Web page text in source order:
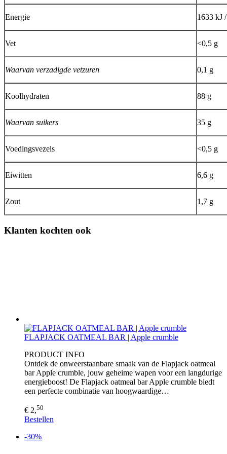
Energie 1633 kJ
Vet <0,5 g
Waarvan verzadigde vetzuren 0,1 g
Koolhydraten 88 g
Waarvan suikers 35 g
Voedingsvezels <0,5 g
Eiwitten 6,6 g
Zout 1,7 g
Klanten kochten ook
FLAPJACK OATMEAL BAR | Apple crumble
PRODUCT INFO
Ontdek de onweerstaanbare smaak van de Flapjack oatmeal
bar Apple crumble, jouw geheime wapen voor een langdurige
energieboost! De Flapjack oatmeal bar Apple crumble biedt
een perfecte combinatie van hoogwaardige…
€ 2,50
Bestellen
-30%